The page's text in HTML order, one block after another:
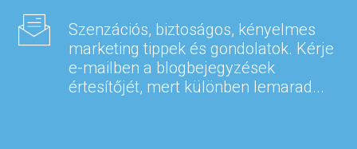
Szenzációs, biztoságos, kényelmes
marketing tippek és gondolatok. Kérje
e-mailben a blogbejegyzések
értesítőjét, mert különben lemarad...